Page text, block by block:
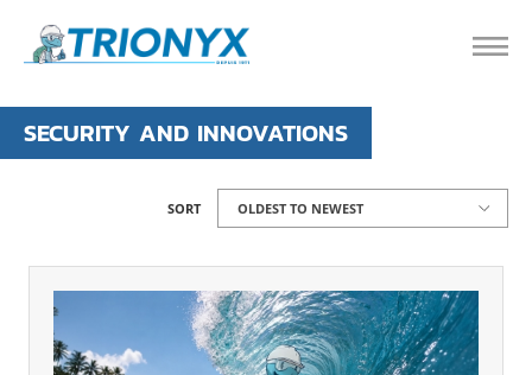
SECURITY AND INNOVATIONS
SORT OLDEST TO NEWEST